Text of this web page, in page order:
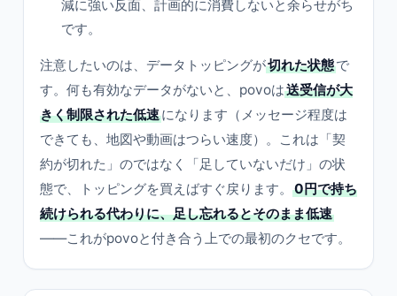
減に強い反面、計画的に消費しないと余らせがち
です。
注意したいのは、データトッピングが切れた状態で
す。何も有効なデータがないと、povoは送受信が大
きく制限された低速になります（メッセージ程度は
できても、地図や動画はつらい速度）。これは「契
約が切れた」のではなく「足していないだけ」の状
態で、トッピングを買えばすぐ戻ります。
0円で持ち
続けられる代わりに、足し忘れるとそのまま低速
——これがpovoと付き合う上での最初のクセです。